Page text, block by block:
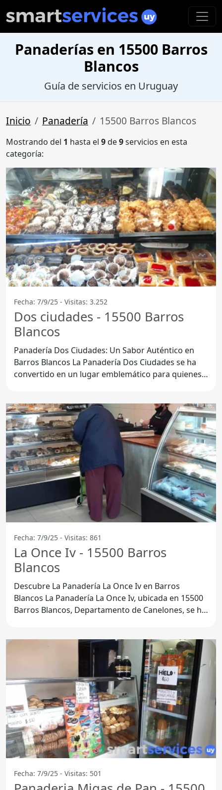
Panaderías en 15500 Barros
Blancos
Guía de servicios en Uruguay
Inicio Panadería 15500 Barros Blancos
Mostrando del 1 hasta el 9de9servicios en esta
categoría:
Fecha: 7/9/25 - Visitas: 3.252
Dos ciudades - 15500 Barros
Blancos
Panadería Dos Ciudades: Un Sabor Auténtico en
Barros Blancos La Panadería Dos Ciudades se ha
convertido en un lugar emblemático para quienes
Fecha: 7/9/25 - Visitas: 861
La Once Iv - 15500 Barros
Blancos
Descubre La Panadería La Once Iv en Barros
Blancos La Panadería La Once Iv, ubicada en 15500
Barros Blancos, Departamento de Canelones, se ha
Fecha: 7/9/25 - Visitas: 501